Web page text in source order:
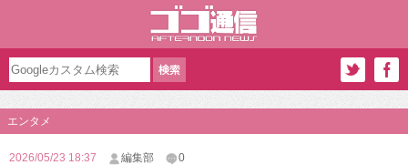
エンタメ
2026/05/23 18:37 編集部 0